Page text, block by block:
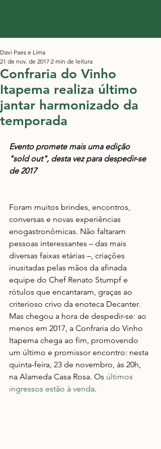
Confraria do Vinho
Itapema realiza último
jantar harmonizado da
temporada
Davi Paes e Lima
21 de nov. de 2017 2 min de leitura
Evento promete mais uma edição
"sold out", desta vez para despedir-se
de 2017
Foram muitos brindes, encontros,
conversas e novas experiências
enogastronômicas. Não faltaram
pessoas interessantes – das mais
diversas faixas etárias –, criações
inusitadas pelas mãos da afinada
equipe do Chef Renato Stumpf e
rótulos que encantaram, graças ao
criterioso crivo da enoteca Decanter.
Mas chegou a hora de despedir-se: ao
menos em 2017, a Confraria do Vinho
Itapema chega ao fim, promovendo
um último e promissor encontro: nesta
quinta-feira, 23 de novembro, às 20h,
na Alameda Casa Rosa. Os últimos
ingressos estão à venda.